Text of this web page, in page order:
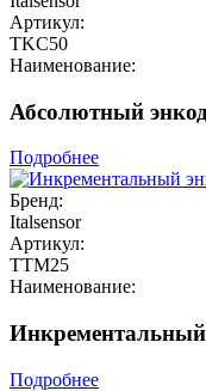
Артикул:
TKC50
Наименование:
Абсолютный
Подробнее
Бренд:
Italsensor
Артикул:
TTM25
Наименование:
Подробнее